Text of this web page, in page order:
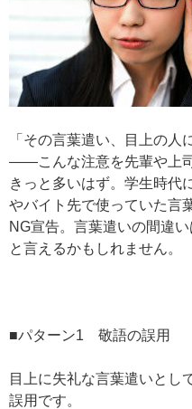
「その言葉遣い、目上の人
——こんな注意を先輩や上
きっと多いはず。学生時代
やバイト先で使っていた言
NG宣告。言葉遣いの間違
と言えるかもしれません。
■パターン1 敬語の誤用
目上に失礼な言葉遣いとし
誤用です。